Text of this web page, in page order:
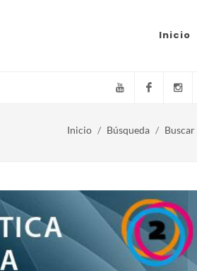
Inicio
YouTube Facebook
Inicio Búsqueda Buscar